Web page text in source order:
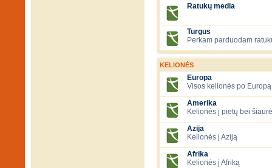
Ratukų media
Turgus
Perkam parduodam
KELIONĖS
Europa
Visos kelionės po
Amerika
Kelionės į pietų bei
Azija
Kelionės į Aziją
Afrika
Kelionės į Afriką